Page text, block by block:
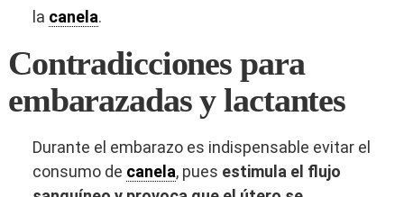
la canela.
Contradicciones para
embarazadas y lactantes
Durante el embarazo es indispensable evitar el
consumo de canela, pues estimula el flujo